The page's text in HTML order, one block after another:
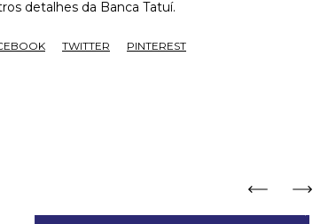
detalhes da Banca Tatuí.
TWITTER PINTEREST